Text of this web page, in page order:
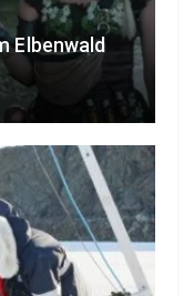
Elbenwald